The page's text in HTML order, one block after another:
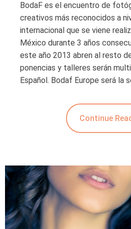
BodaF es el encuentro de
creativos más reconocidos a
internacional que se viene
México durante 3 años
este año 2013 abren al resto
ponencias y talleres serán
Español. Bodaf Europe será la
Continue